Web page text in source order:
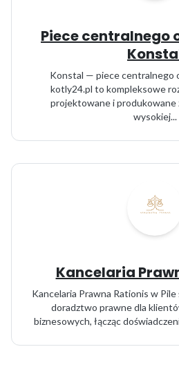
Piece centralnego
Konstal — piece centralnego
kotly24.pl to kompleksowe
projektowane i produkowane
wysokiej...
Kancelaria
Kancelaria Prawna Rationis w
doradztwo prawne dla
biznesowych, łącząc